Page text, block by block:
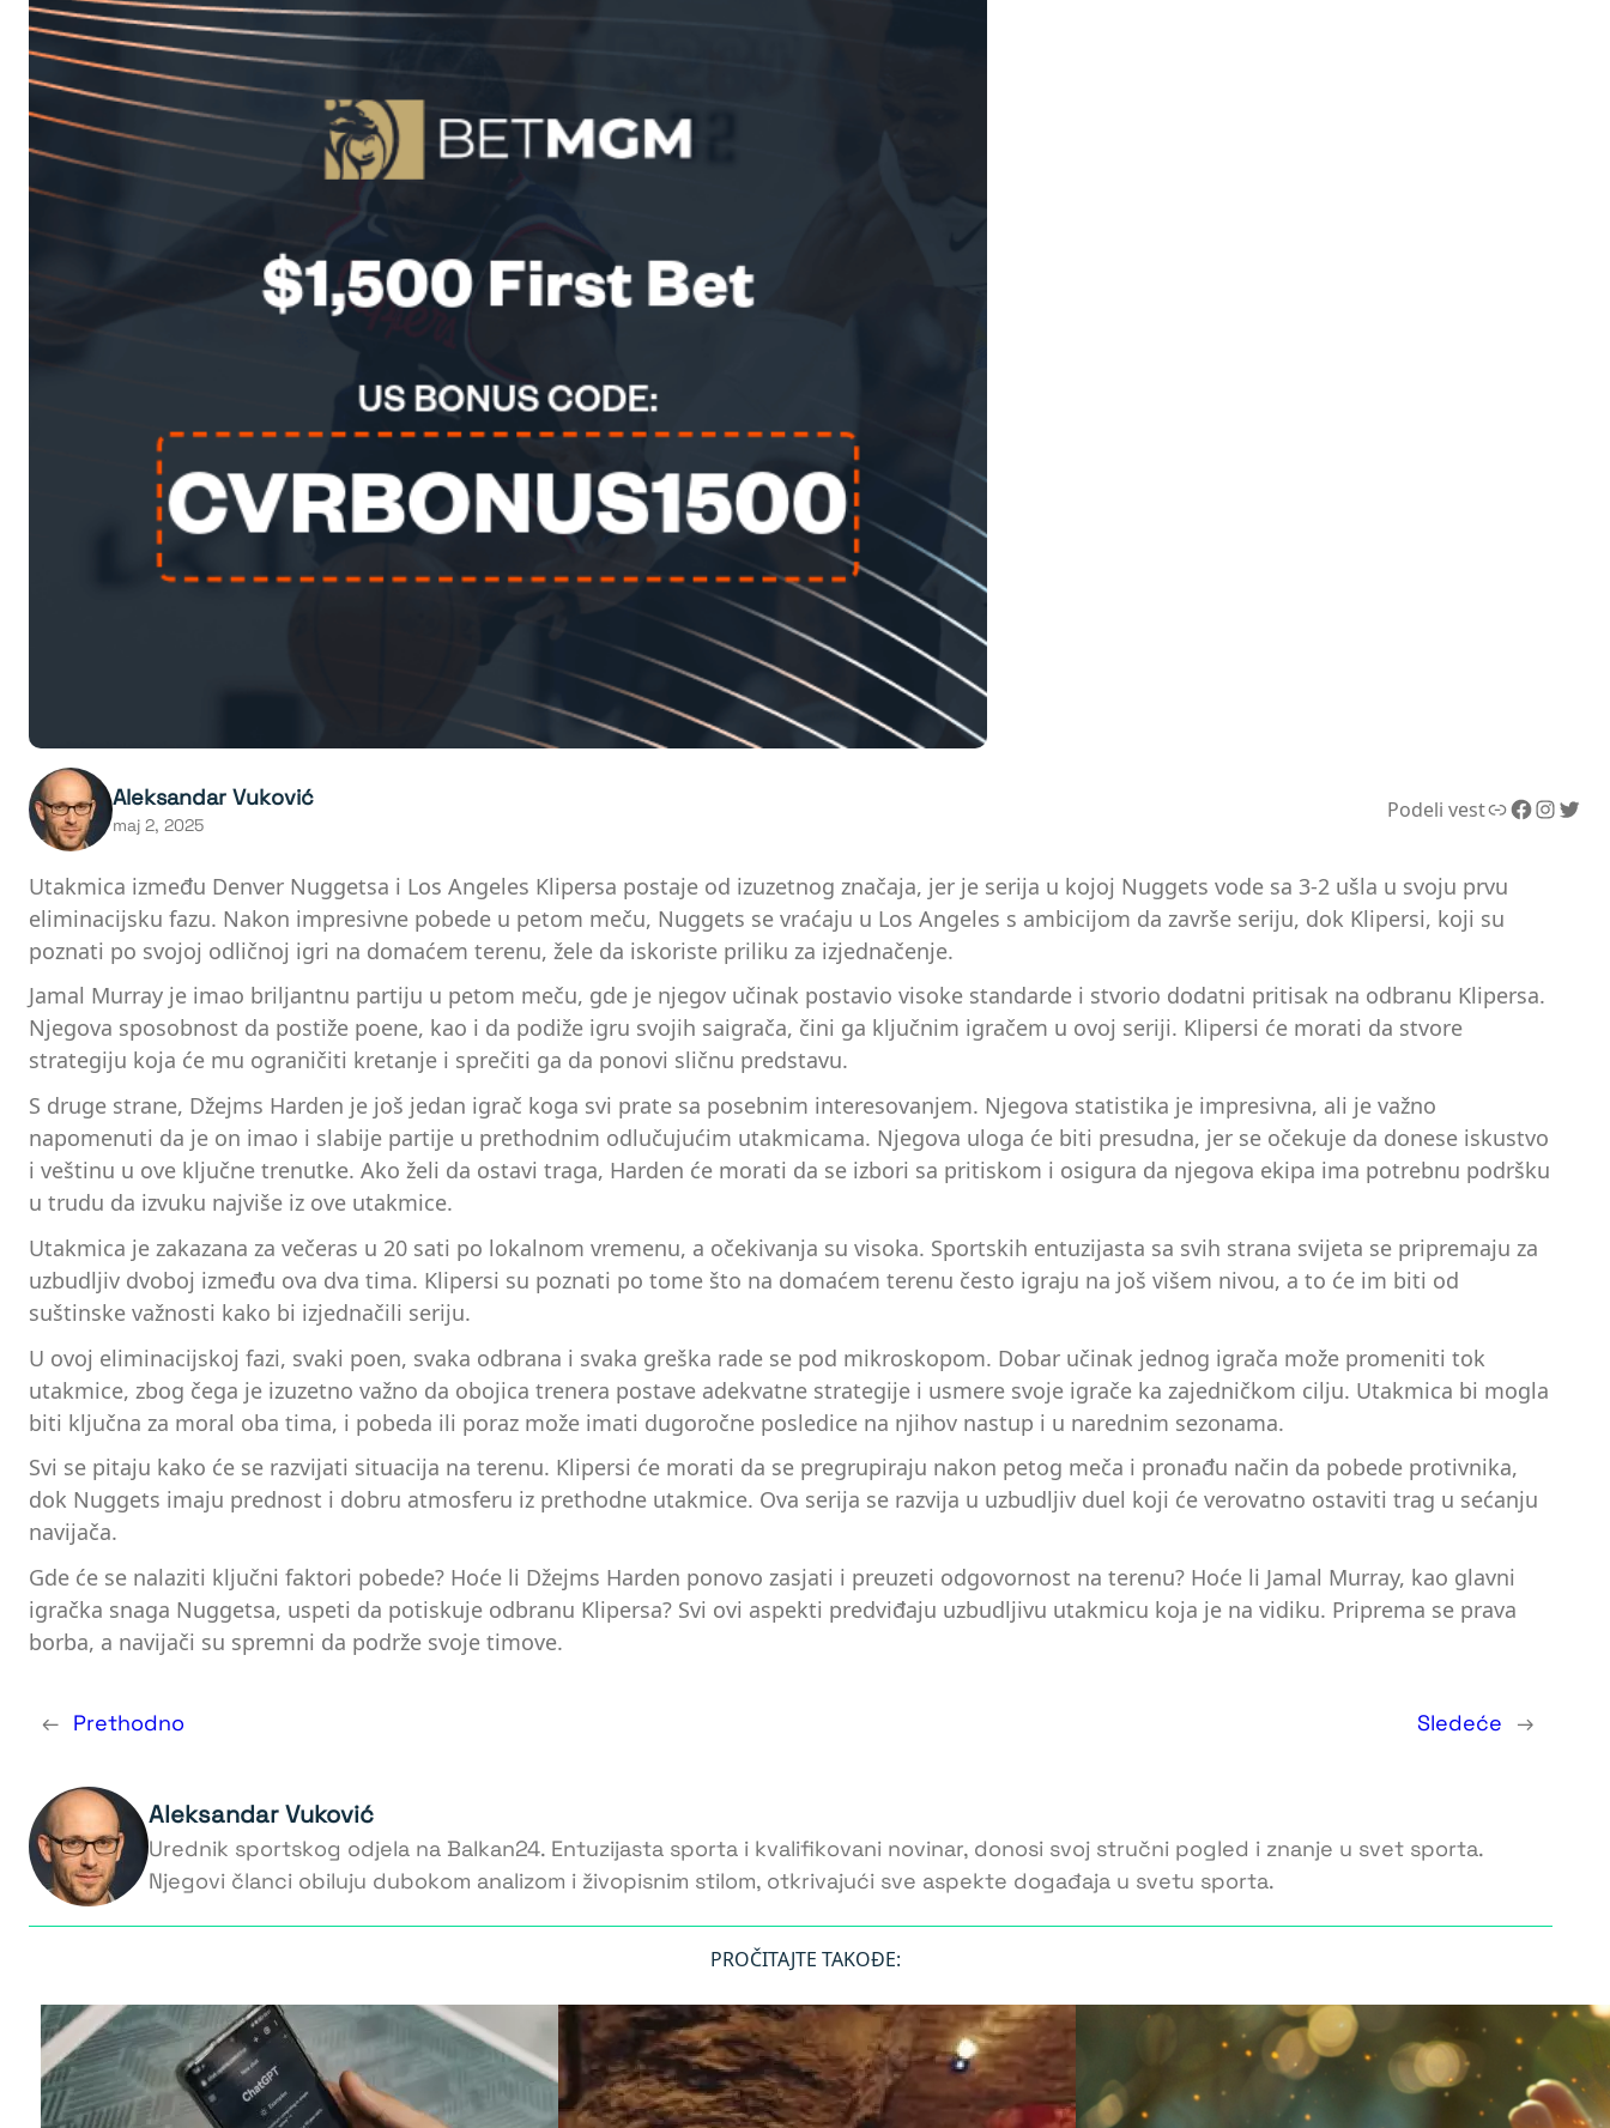
Aleksandar Vuković
maj 2, 2025
Podeli vestLink Facebook InstagramTwitter
Utakmica između Denver Nuggetsa i Los Angeles Klipersa postaje od izuzetnog značaja, jer je serija u kojoj Nuggets vode sa 3-2 ušla u svoju prvu
eliminacijsku fazu. Nakon impresivne pobede u petom meču, Nuggets se vraćaju u Los Angeles s ambicijom da završe seriju, dok Klipersi, koji su
poznati po svojoj odličnoj igri na domaćem terenu, žele da iskoriste priliku za izjednačenje.
Jamal Murray je imao briljantnu partiju u petom meču, gde je njegov učinak postavio visoke standarde i stvorio dodatni pritisak na odbranu Klipersa.
Njegova sposobnost da postiže poene, kao i da podiže igru svojih saigrača, čini ga ključnim igračem u ovoj seriji. Klipersi će morati da stvore
strategiju koja će mu ograničiti kretanje i sprečiti ga da ponovi sličnu predstavu.
S druge strane, Džejms Harden je još jedan igrač koga svi prate sa posebnim interesovanjem. Njegova statistika je impresivna, ali je važno
napomenuti da je on imao i slabije partije u prethodnim odlučujućim utakmicama. Njegova uloga će biti presudna, jer se očekuje da donese iskustvo
i veštinu u ove ključne trenutke. Ako želi da ostavi traga, Harden će morati da se izbori sa pritiskom i osigura da njegova ekipa ima potrebnu podršku
u trudu da izvuku najviše iz ove utakmice.
Utakmica je zakazana za večeras u 20 sati po lokalnom vremenu, a očekivanja su visoka. Sportskih entuzijasta sa svih strana svijeta se pripremaju za
uzbudljiv dvoboj između ova dva tima. Klipersi su poznati po tome što na domaćem terenu često igraju na još višem nivou, a to će im biti od
suštinske važnosti kako bi izjednačili seriju.
U ovoj eliminacijskoj fazi, svaki poen, svaka odbrana i svaka greška rade se pod mikroskopom. Dobar učinak jednog igrača može promeniti tok
utakmice, zbog čega je izuzetno važno da obojica trenera postave adekvatne strategije i usmere svoje igrače ka zajedničkom cilju. Utakmica bi mogla
biti ključna za moral oba tima, i pobeda ili poraz može imati dugoročne posledice na njihov nastup i u narednim sezonama.
Svi se pitaju kako će se razvijati situacija na terenu. Klipersi će morati da se pregrupiraju nakon petog meča i pronađu način da pobede protivnika,
dok Nuggets imaju prednost i dobru atmosferu iz prethodne utakmice. Ova serija se razvija u uzbudljiv duel koji će verovatno ostaviti trag u sećanju
navijača.
Gde će se nalaziti ključni faktori pobede? Hoće li Džejms Harden ponovo zasjati i preuzeti odgovornost na terenu? Hoće li Jamal Murray, kao glavni
igračka snaga Nuggetsa, uspeti da potiskuje odbranu Klipersa? Svi ovi aspekti predviđaju uzbudljivu utakmicu koja je na vidiku. Priprema se prava
borba, a navijači su spremni da podrže svoje timove.
← Prethodno Sledeće →
Aleksandar Vuković
Urednik sportskog odjela na Balkan24. Entuzijasta sporta i kvalifikovani novinar, donosi svoj stručni pogled i znanje u svet sporta.
Njegovi članci obiluju dubokom analizom i živopisnim stilom, otkrivajući sve aspekte događaja u svetu sporta.
PROČITAJTE TAKOĐE: